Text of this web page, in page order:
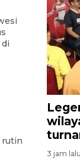
rutin
3 jam lalu